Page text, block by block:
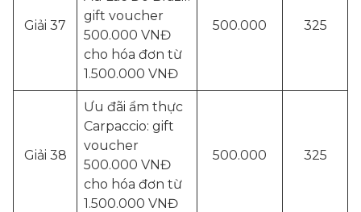
Giải 37
gift voucher
500.000 VNĐ
cho hóa đơn từ
1.500.000 VNĐ
500.000 325
Giải 38
Ưu đãi ẩm thực
Carpaccio: gift
voucher
500.000 VNĐ
cho hóa đơn từ
1.500.000 VNĐ
500.000 325